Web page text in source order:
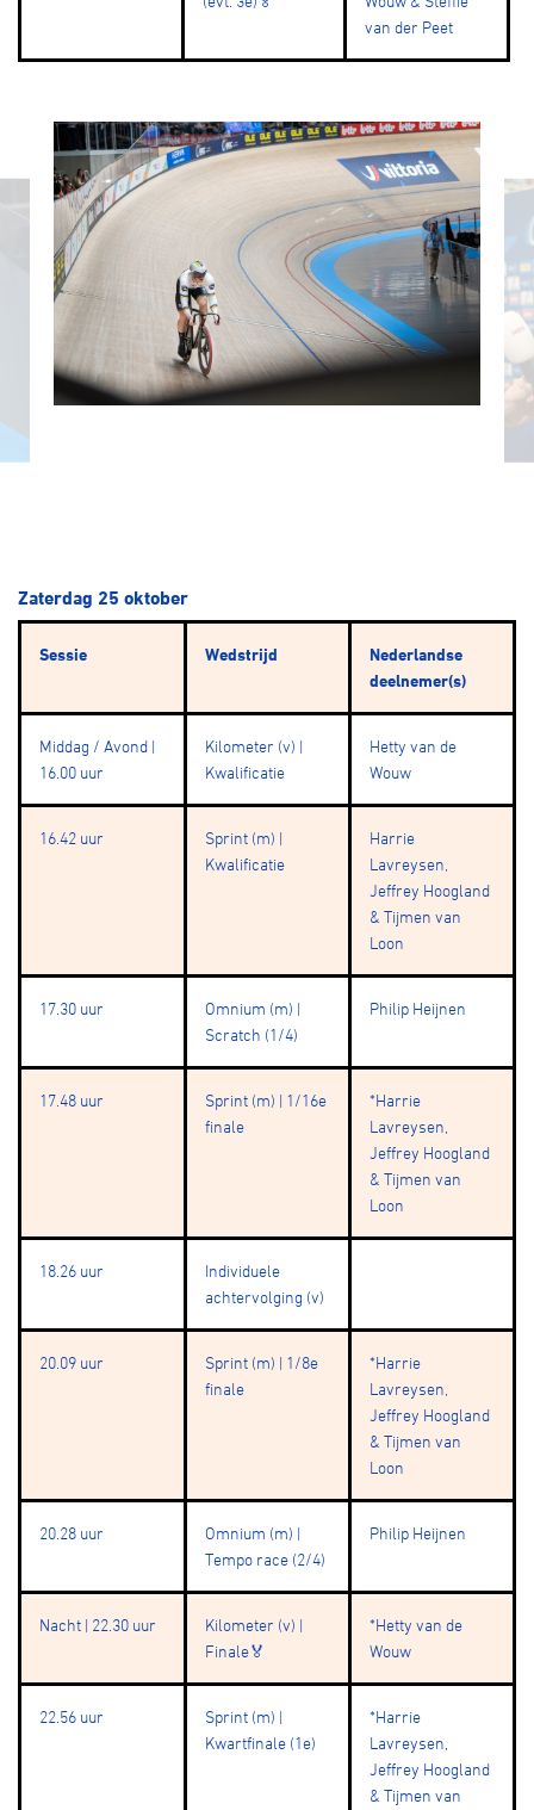
van der Peet
Zaterdag 25 oktober
Sessie Wedstrijd
Nederlandse
deelnemer(s)
Middag / Avond |
16.00 uur
Kilometer (v) |
Kwalificatie
Hetty van de
Wouw
16.42 uur
Sprint (m) |
Kwalificatie
Harrie
Lavreysen,
Jeffrey Hoogland
& Tijmen van
Loon
17.30 uur
Omnium (m) |
Scratch (1/4)
Philip Heijnen
17.48 uur
Sprint (m) | 1/16e
finale
*Harrie
Lavreysen,
Jeffrey Hoogland
& Tijmen van
Loon
18.26 uur
Individuele
achtervolging (v)
20.09 uur
Sprint (m) | 1/8e
finale
*Harrie
Lavreysen,
Jeffrey Hoogland
& Tijmen van
Loon
20.28 uur
Omnium (m) |
Tempo race (2/4)
Philip Heijnen
Nacht | 22.30 uur
Kilometer (v) |
Finale🏅
*Hetty van de
Wouw
22.56 uur
Sprint (m) |
Kwartfinale (1e)
*Harrie
Lavreysen,
Jeffrey Hoogland
& Tijmen van